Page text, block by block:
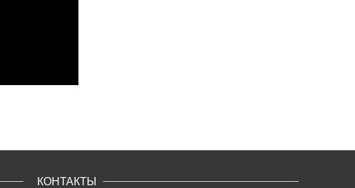
КОНТАКТЫ